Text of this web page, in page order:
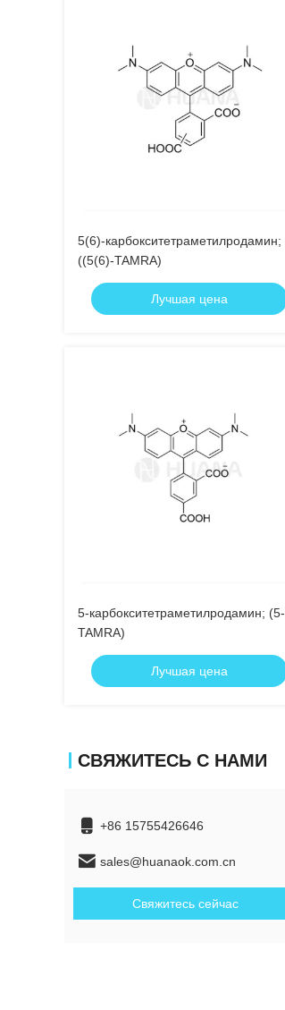
5(6)-карбокситетраметилродамин;
((5(6)-TAMRA)
Лучшая цена
5-карбокситетраметилродамин; (5-
TAMRA)
Лучшая цена
СВЯЖИТЕСЬ С НАМИ
+86 15755426646
sales@huanaok.com.cn
Свяжитесь сейчас